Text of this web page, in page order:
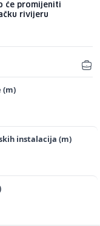
će promijeniti
rivijeru
(m)
instalacija (m)